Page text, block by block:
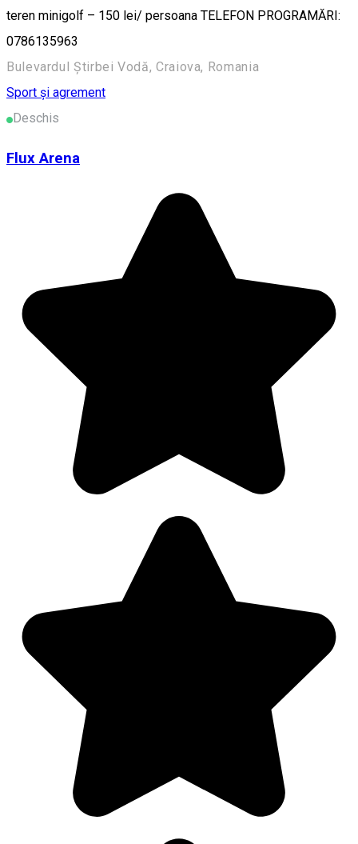
teren minigolf – 150 lei/ persoana TELEFON PROGRAMĂRI:
0786135963
Bulevardul Știrbei Vodă, Craiova, Romania
Sport și agrement
Deschis
Flux Arena